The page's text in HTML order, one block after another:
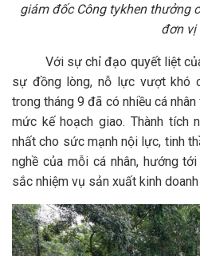
giám đốcCông tykhen thưởng
đơn vị
Với sự chỉ đạo quyết liệt của
sự đồng lòng, nỗ lực vượt khó
trong tháng 9 đã có nhiều cá
mức kế hoạch giao. Thành tích
nhất cho sức mạnh nội lực, tinh
nghề của mỗi cá nhân, hướng
sắc nhiệm vụ sản xuất kinh